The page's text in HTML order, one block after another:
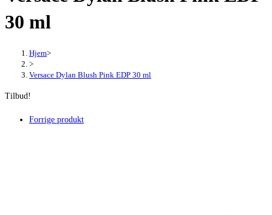
30 ml
Hjem>
>
Versace Dylan Blush Pink EDP 30 ml
Tilbud!
Forrige produkt